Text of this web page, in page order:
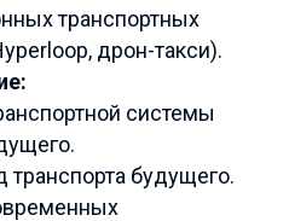
транспортных
дрон-такси).
системы
будущего.